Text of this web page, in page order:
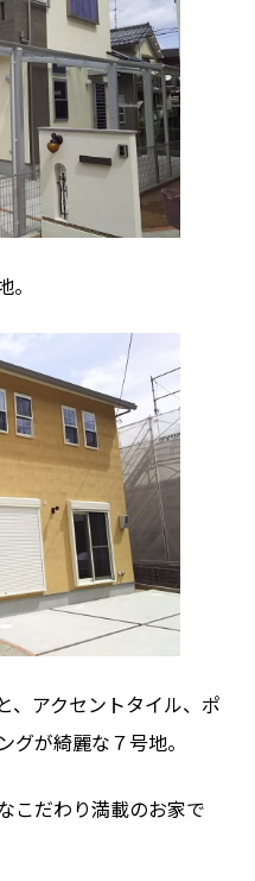
、アクセントタイル、ポ
グが綺麗な７号地。
こだわり満載のお家で